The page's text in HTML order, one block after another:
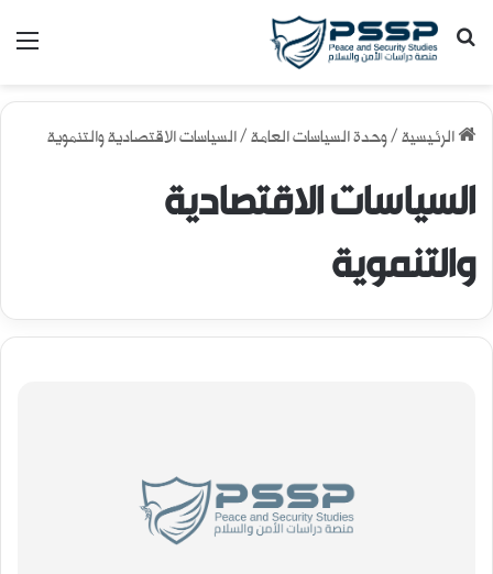
بحث عن
الرئيسية/وحدة السياسات العامة/السياسات الاقتصادية والتنموية
السياسات الاقتصادية
والتنموية